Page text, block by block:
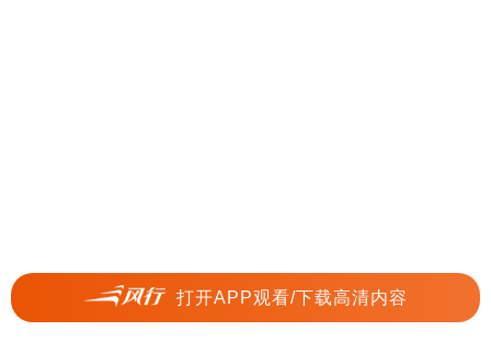
打开APP观看/下载高清内容